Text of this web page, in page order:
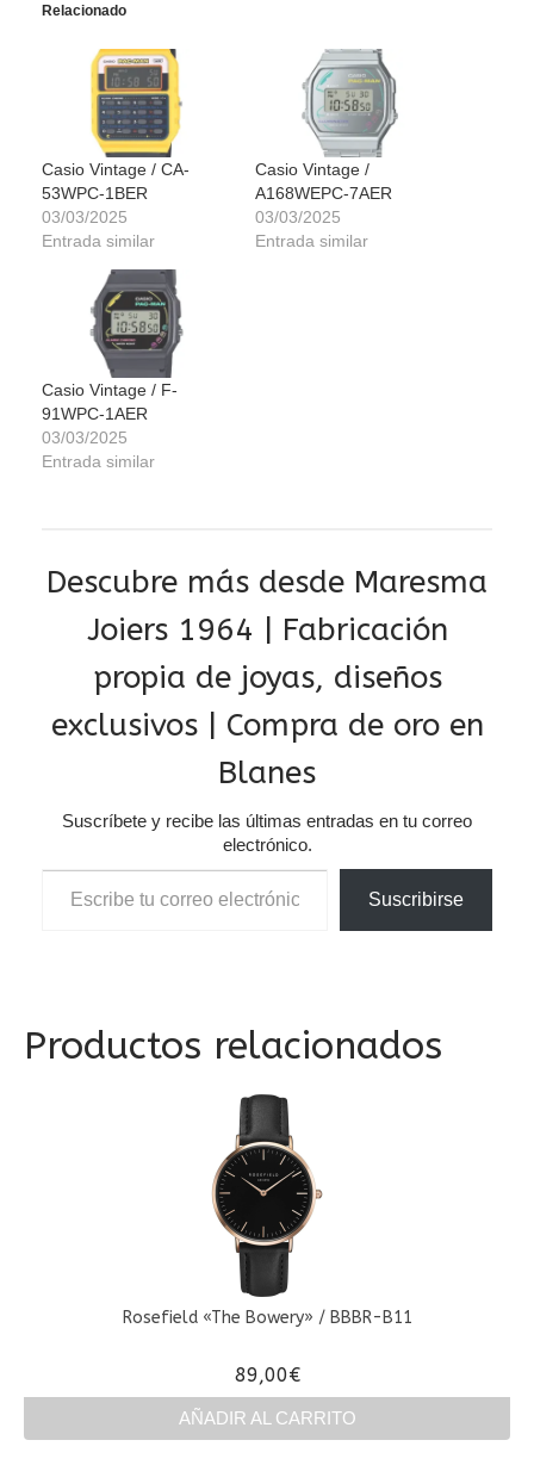
Relacionado
Casio Vintage / CA-
53WPC-1BER
03/03/2025
Entrada similar
Casio Vintage /
A168WEPC-7AER
03/03/2025
Entrada similar
Casio Vintage / F-
91WPC-1AER
03/03/2025
Entrada similar
Descubre más desde Maresma
Joiers 1964 | Fabricación
propia de joyas, diseños
exclusivos | Compra de oro en
Blanes
Suscríbete y recibe las últimas entradas en tu correo
electrónico.
Escribe tu correo electrónico…
Suscribirse
Productos relacionados
Rosefield «The Bowery» / BBBR-B11
89,00€
AÑADIR AL CARRITO